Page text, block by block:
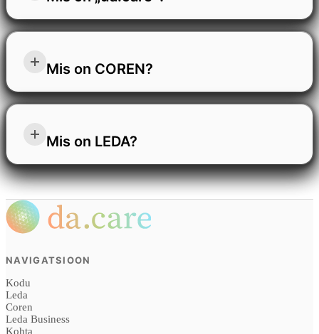
võimestamisel. See annab teile juurdepääsu
vahenditele, mis kaitsevad seda, mis on oluline,
isiklikku heaolu. Meie kogukond on koht, kus
ja kus saate areneda, jäädes truuks oma väärtustele,
eesmärgile ja iseendale.
toovad inimestele tasakaalu ja vabadust. Hoolimine
teenuseid, mis on kõigile kättesaadavad, sest usume,
mida pakutakse selle kõige haavatavamatele
aitab kaasa keha, vaimu ja hinge harmooniale, et
saavutada jätkusuutlik ja tervislik eluviis. Andmetel
põhinevas maailmas kaitsevad me selle taga olevaid
Mis on COREN?
õiglaselt ja eetiliselt silma paista. Teie töö väärib
traditsioonilisest veebist kuni uue intelligentse
otsingu ja avastamise maailmani. Olenemata sellest,
kas olete kvalifitseeritud praktik, usaldusväärne
torumees või kohalik kauplus, mis teenindab teie
ühendades teid inimestega, kes teid vajavad, ja
suurendades teie digitaalset nähtavust.
Mis on LEDA?
Leda on usaldusväärne süsteem, mis pakub sulle
vastuseid elu, töö ja sinu jaoks kõige olulisemate
inimeste kohta. Kõige jaoks, mida tasub kaitsta, ja
lihtsalt rakendus – see saab osaks sinu elustiilist.
See loob ruumi, mis hoiab sinu jaoks olulist
turvaliselt, toob su maailma korda ja aitab sul iga
päeva rahulikult läbi elada. See on täielikult sinu
NAVIGATSIOON
Kodu
Leda
Coren
Leda Business
Kohta